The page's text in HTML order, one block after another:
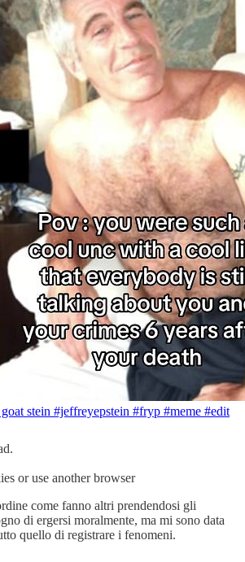
stein #jeffreyepstein #fryp #meme #edit
or use another browser
come fanno altri prendendosi gli
di ergersi moralmente, ma mi sono data
quello di registrare i fenomeni.